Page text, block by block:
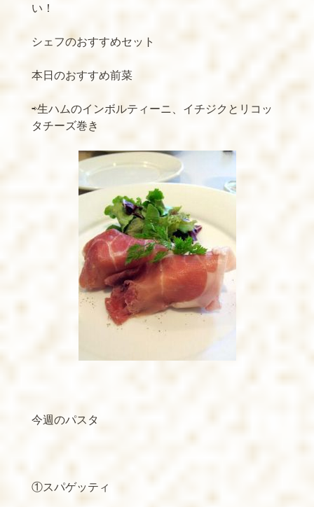
い！
シェフのおすすめセット
本日のおすすめ前菜
⇨生ハムのインボルティーニ、イチジクとリコッ
タチーズ巻き
今週のパスタ
①スパゲッティ